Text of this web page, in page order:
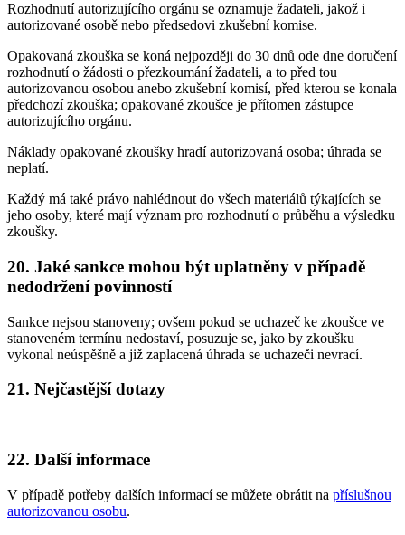
Rozhodnutí autorizujícího orgánu se oznamuje žadateli, jakož i
autorizované osobě nebo předsedovi zkušební komise.
Opakovaná zkouška se koná nejpozději do 30 dnů ode dne doručení
rozhodnutí o žádosti o přezkoumání žadateli, a to před tou
autorizovanou osobou anebo zkušební komisí, před kterou se konala
předchozí zkouška; opakované zkoušce je přítomen zástupce
autorizujícího orgánu.
Náklady opakované zkoušky hradí autorizovaná osoba; úhrada se
neplatí.
Každý má také právo nahlédnout do všech materiálů týkajících se
jeho osoby, které mají význam pro rozhodnutí o průběhu a výsledku
zkoušky.
20. Jaké sankce mohou být uplatněny v případě
nedodržení povinností
Sankce nejsou stanoveny; ovšem pokud se uchazeč ke zkoušce ve
stanoveném termínu nedostaví, posuzuje se, jako by zkoušku
vykonal neúspěšně a již zaplacená úhrada se uchazeči nevrací.
21. Nejčastější dotazy
22. Další informace
V případě potřeby dalších informací se můžete obrátit na příslušnou
autorizovanou osobu.